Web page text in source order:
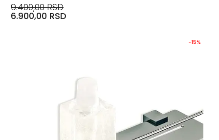
9.400,00 RSD
6.900,00 RSD
-15%